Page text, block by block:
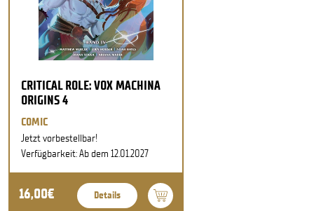
CRITICAL ROLE: VOX MACHINA
ORIGINS 4
COMIC
Jetzt vorbestellbar!
Verfügbarkeit: Ab dem 12.01.2027
16,00€ Details